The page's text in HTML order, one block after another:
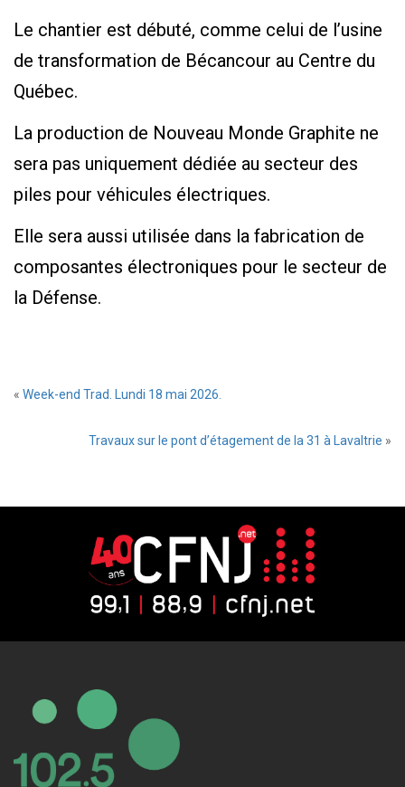
Le chantier est débuté, comme celui de l’usine
de transformation de Bécancour au Centre du
Québec.
La production de Nouveau Monde Graphite ne
sera pas uniquement dédiée au secteur des
piles pour véhicules électriques.
Elle sera aussi utilisée dans la fabrication de
composantes électroniques pour le secteur de
la Défense.
« Week-end Trad. Lundi 18 mai 2026.
Travaux sur le pont d’étagement de la 31 à Lavaltrie »